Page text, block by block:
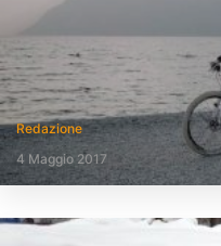
Redazione
4 Maggio 2017